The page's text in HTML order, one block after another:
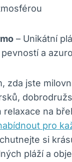
– Unikátní
a
zda jste
na
pro
si
pláží a